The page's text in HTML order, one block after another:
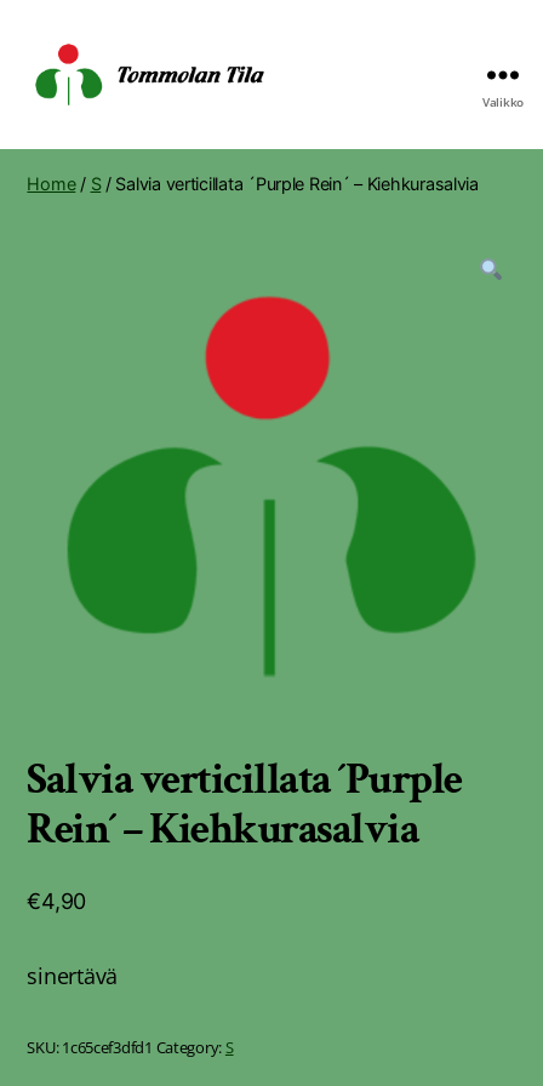
Tila
Valikko
Home/ S/ Salvia verticillata ´Purple Rein´ – Kiehkurasalvia
Salvia verticillata ´Purple
Rein´ – Kiehkurasalvia
€4,90
sinertävä
SKU:1c65cef3dfd1 Category:S